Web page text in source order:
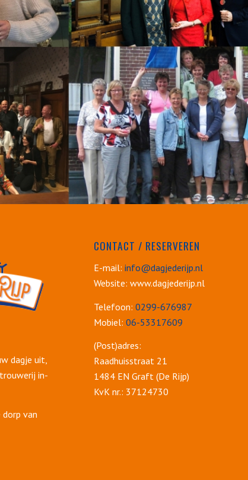
dagje uit,
in-
van
CONTACT / RESERVEREN
E-mail: info@dagjederijp.nl
Website: www.dagjederijp.nl
Telefoon: 0299-676987
Mobiel: 06-53317609
(Post)adres:
Raadhuisstraat 21
1484 EN Graft (De Rijp)
KvK nr.: 37124730